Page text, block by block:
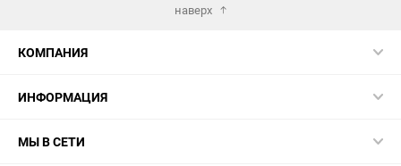
наверх
КОМПАНИЯ
ИНФОРМАЦИЯ
МЫ В СЕТИ